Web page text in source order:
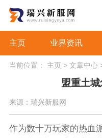
主页 业界资讯
当前位置： 主页> 文章中心
盟重土
来源：瑞兴新服网
作为数十万玩家的热血